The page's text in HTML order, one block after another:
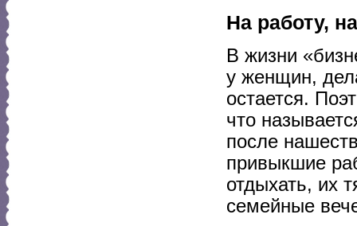
На работу,
В жизни
у женщин,
остается.
что
после
привыкшие
отдыхать, их
семейные